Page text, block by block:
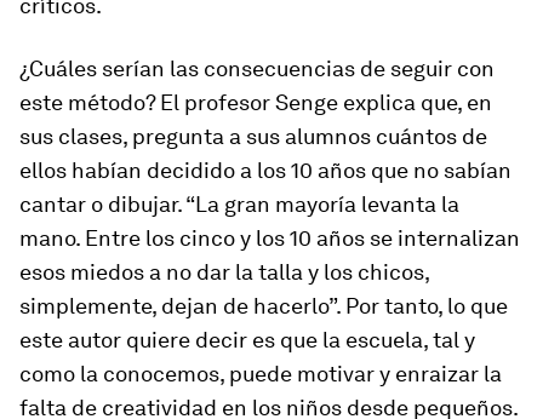
críticos.
¿Cuáles serían las consecuencias de seguir con
este método? El profesor Senge explica que, en
sus clases, pregunta a sus alumnos cuántos de
ellos habían decidido a los 10 años que no sabían
cantar o dibujar. “La gran mayoría levanta la
mano. Entre los cinco y los 10 años se internalizan
esos miedos a no dar la talla y los chicos,
simplemente, dejan de hacerlo”. Por tanto, lo que
este autor quiere decir es que la escuela, tal y
como la conocemos, puede motivar y enraizar la
falta de creatividad en los niños desde pequeños.